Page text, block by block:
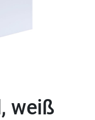
weiß